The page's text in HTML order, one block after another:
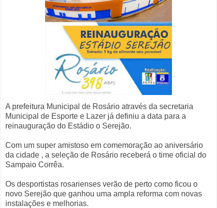
A prefeitura Municipal de Rosário através da secretaria
Municipal de Esporte e Lazer já definiu a data para a
reinauguração do Estádio o Serejão.
Com um super amistoso em comemoração ao aniversário
da cidade , a seleção de Rosário receberá o time oficial do
Sampaio Corrêa.
Os desportistas rosarienses verão de perto como ficou o
novo Serejão que ganhou uma ampla reforma com novas
instalações e melhorias.